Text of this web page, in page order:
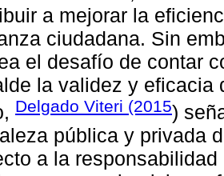
a mejorar la
ciudadana. Sin
el desafío de contar
la validez y eficacia
Delgado Viteri (2015)
pública y privada
a la